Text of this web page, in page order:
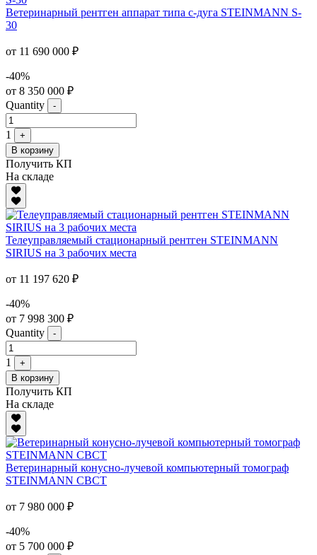
Ветеринарный рентген аппарат типа с-дуга STEINMANN S-
30
от 11 690 000 ₽
-40%
от 8 350 000 ₽
Quantity
-
1
+
В корзину
Получить КП
На складе
Телеуправляемый стационарный рентген STEINMANN
SIRIUS на 3 рабочих места
от 11 197 620 ₽
-40%
от 7 998 300 ₽
Quantity
-
1
+
В корзину
Получить КП
На складе
Ветеринарный конусно-лучевой компьютерный томограф
STEINMANN CBCT
от 7 980 000 ₽
-40%
от 5 700 000 ₽